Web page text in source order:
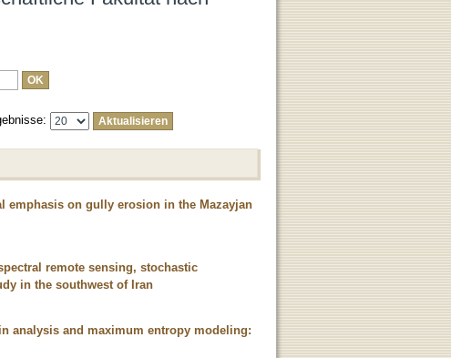
emphasis on gully erosion in the Mazayjan
remote sensing, stochastic
in the southwest of Iran
analysis and maximum entropy modeling: